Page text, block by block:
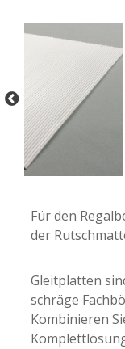
-
Für den
der
Gleitplatten
schräge
Kombinieren